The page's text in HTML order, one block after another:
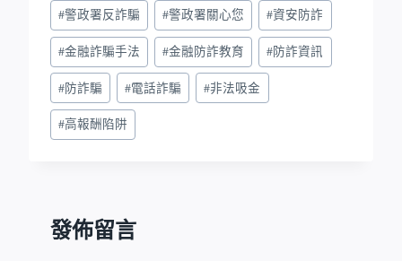
#警政署反詐騙 #警政署關心您 #資安防詐
#金融詐騙手法 #金融防詐教育 #防詐資訊
#防詐騙 #電話詐騙 #非法吸金
#高報酬陷阱
發佈留言